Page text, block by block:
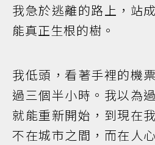
我急於逃離的路上，站
能真正生根的樹。
我低頭，看著手裡的機
過三個半小時。我以為
就能重新開始，到現在
不在城市之間，而在人